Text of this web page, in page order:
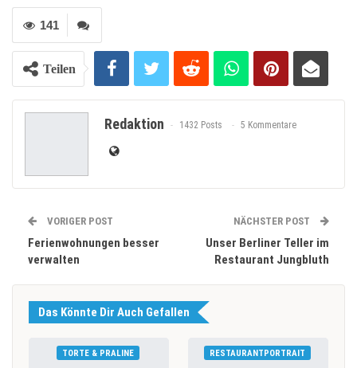
141
Teilen
Redaktion 1432 Posts 5 Kommentare
VORIGER POST
Ferienwohnungen besser
verwalten
NÄCHSTER POST
Unser Berliner Teller im
Restaurant Jungbluth
Das Könnte Dir Auch Gefallen
TORTE & PRALINE RESTAURANTPORTRAIT